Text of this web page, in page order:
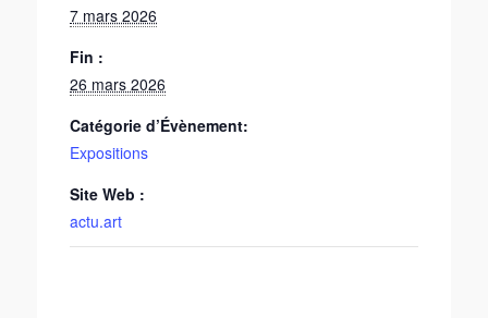
7 mars 2026
Fin :
26 mars 2026
Catégorie d’Évènement:
Expositions
Site Web :
actu.art